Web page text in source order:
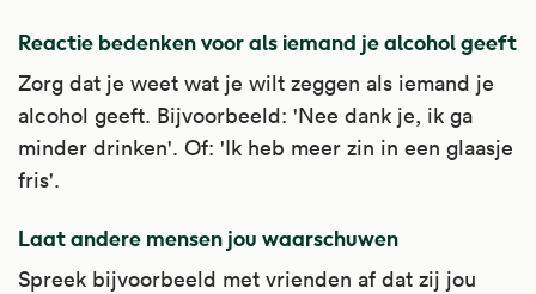
Reactie bedenken voor als iemand je alcohol geeft
Zorg dat je weet wat je wilt zeggen als iemand je
alcohol geeft. Bijvoorbeeld: 'Nee dank je, ik ga
minder drinken'. Of: 'Ik heb meer zin in een glaasje
fris'.
Laat andere mensen jou waarschuwen
Spreek bijvoorbeeld met vrienden af dat zij jou